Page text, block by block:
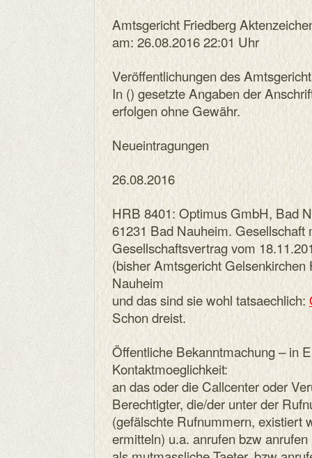
Amtsgericht Friedberg
am: 26.08.2016 22:01 Uhr
Veröffentlichungen des
In () gesetzte Angaben der
erfolgen ohne Gewähr.
Neueintragungen
26.08.2016
HRB 8401: Optimus GmbH, Bad
61231 Bad Nauheim. Gesellschaft
Gesellschaftsvertrag vom
(bisher Amtsgericht
Nauheim
und das sind sie wohl tatsaechlich:
Schon dreist.
Öffentliche Bekanntmachung – in
Kontaktmoeglichkeit:
an das oder die Callcenter oder
Berechtigter, die/der unter der
(gefälschte Rufnummern, existiert
ermitteln) u.a. anrufen bzw anrufen